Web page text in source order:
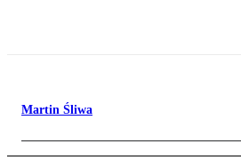
Martin Śliwa